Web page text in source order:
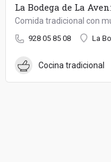
La Bodega de La
Comida tradicional con
928 05 85 08 La
Cocina tradicional